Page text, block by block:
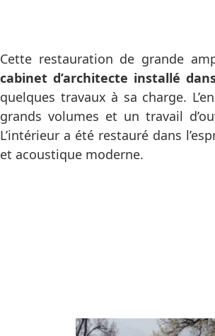
Cette restauration de grande
cabinet d’architecte installé
quelques travaux à sa charge.
grands volumes et un travail
L’intérieur a été restauré dans
et acoustique moderne.